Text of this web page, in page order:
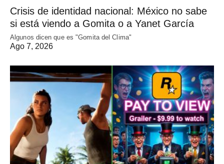
Crisis de identidad nacional: México no sabe
si está viendo a Gomita o a Yanet García
Algunos dicen que es "Gomita del Clima"
Ago 7, 2026